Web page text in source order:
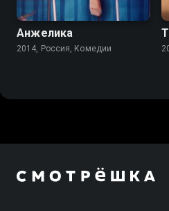
Анжелика
2014, Россия, Комедии